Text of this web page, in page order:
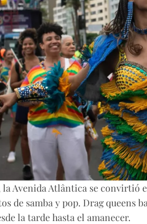
la Avenida Atlântica se convirtió
de samba y pop. Drag queens
la tarde hasta el amanecer.